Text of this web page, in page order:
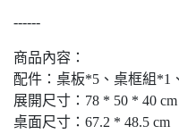
------
商品內容：
配件：桌板*5、桌框組*1
展開尺寸：78 * 50 * 40
桌面尺寸：67.2 * 48.5 cm